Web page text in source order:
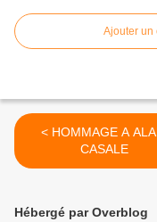
Ajouter un
< HOMMAGE A ALAIN
CASALE
Hébergé par Overblog